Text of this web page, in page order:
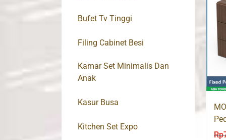
Rp
Bufet Tv Tinggi
Filing Cabinet Besi
Kamar Set Minimalis Dan
Anak
Kasur Busa
Kitchen Set Expo